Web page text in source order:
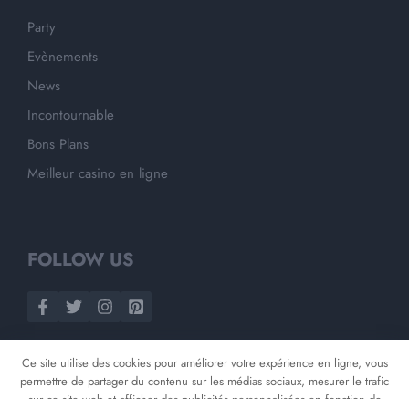
Party
Evènements
News
Incontournable
Bons Plans
Meilleur casino en ligne
FOLLOW US
Ce site utilise des cookies pour améliorer votre expérience en ligne, vous
permettre de partager du contenu sur les médias sociaux, mesurer le trafic